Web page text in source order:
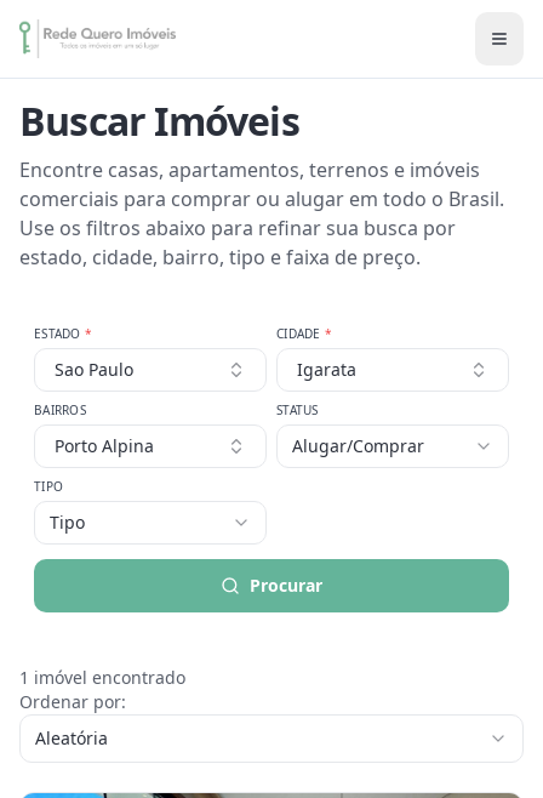
Buscar Imóveis
Encontre casas, apartamentos, terrenos e imóveis
comerciais para comprar ou alugar em todo o Brasil.
Use os filtros abaixo para refinar sua busca por
estado, cidade, bairro, tipo e faixa de preço.
ESTADO *
Sao Paulo
CIDADE *
Igarata
BAIRROS
Porto Alpina
STATUS
Alugar/Comprar
TIPO
Tipo
Procurar
1 imóvel encontrado
Ordenar por:
Aleatória